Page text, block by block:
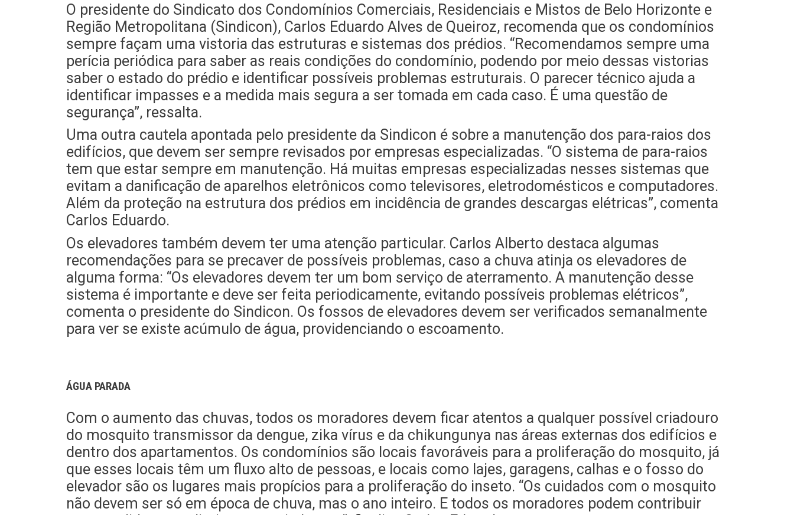
O presidente do Sindicato dos Condomínios Comerciais, Residenciais e Mistos de Belo Horizonte e
Região Metropolitana (Sindicon), Carlos Eduardo Alves de Queiroz, recomenda que os condomínios
sempre façam uma vistoria das estruturas e sistemas dos prédios. “Recomendamos sempre uma
perícia periódica para saber as reais condições do condomínio, podendo por meio dessas vistorias
saber o estado do prédio e identificar possíveis problemas estruturais. O parecer técnico ajuda a
identificar impasses e a medida mais segura a ser tomada em cada caso. É uma questão de
segurança”, ressalta.
Uma outra cautela apontada pelo presidente da Sindicon é sobre a manutenção dos para-raios dos
edifícios, que devem ser sempre revisados por empresas especializadas. “O sistema de para-raios
tem que estar sempre em manutenção. Há muitas empresas especializadas nesses sistemas que
evitam a danificação de aparelhos eletrônicos como televisores, eletrodomésticos e computadores.
Além da proteção na estrutura dos prédios em incidência de grandes descargas elétricas”, comenta
Carlos Eduardo.
Os elevadores também devem ter uma atenção particular. Carlos Alberto destaca algumas
recomendações para se precaver de possíveis problemas, caso a chuva atinja os elevadores de
alguma forma: “Os elevadores devem ter um bom serviço de aterramento. A manutenção desse
sistema é importante e deve ser feita periodicamente, evitando possíveis problemas elétricos”,
comenta o presidente do Sindicon. Os fossos de elevadores devem ser verificados semanalmente
para ver se existe acúmulo de água, providenciando o escoamento.
ÁGUA PARADA
Com o aumento das chuvas, todos os moradores devem ficar atentos a qualquer possível criadouro
do mosquito transmissor da dengue, zika vírus e da chikungunya nas áreas externas dos edifícios e
dentro dos apartamentos. Os condomínios são locais favoráveis para a proliferação do mosquito, já
que esses locais têm um fluxo alto de pessoas, e locais como lajes, garagens, calhas e o fosso do
elevador são os lugares mais propícios para a proliferação do inseto. “Os cuidados com o mosquito
não devem ser só em época de chuva, mas o ano inteiro. E todos os moradores podem contribuir